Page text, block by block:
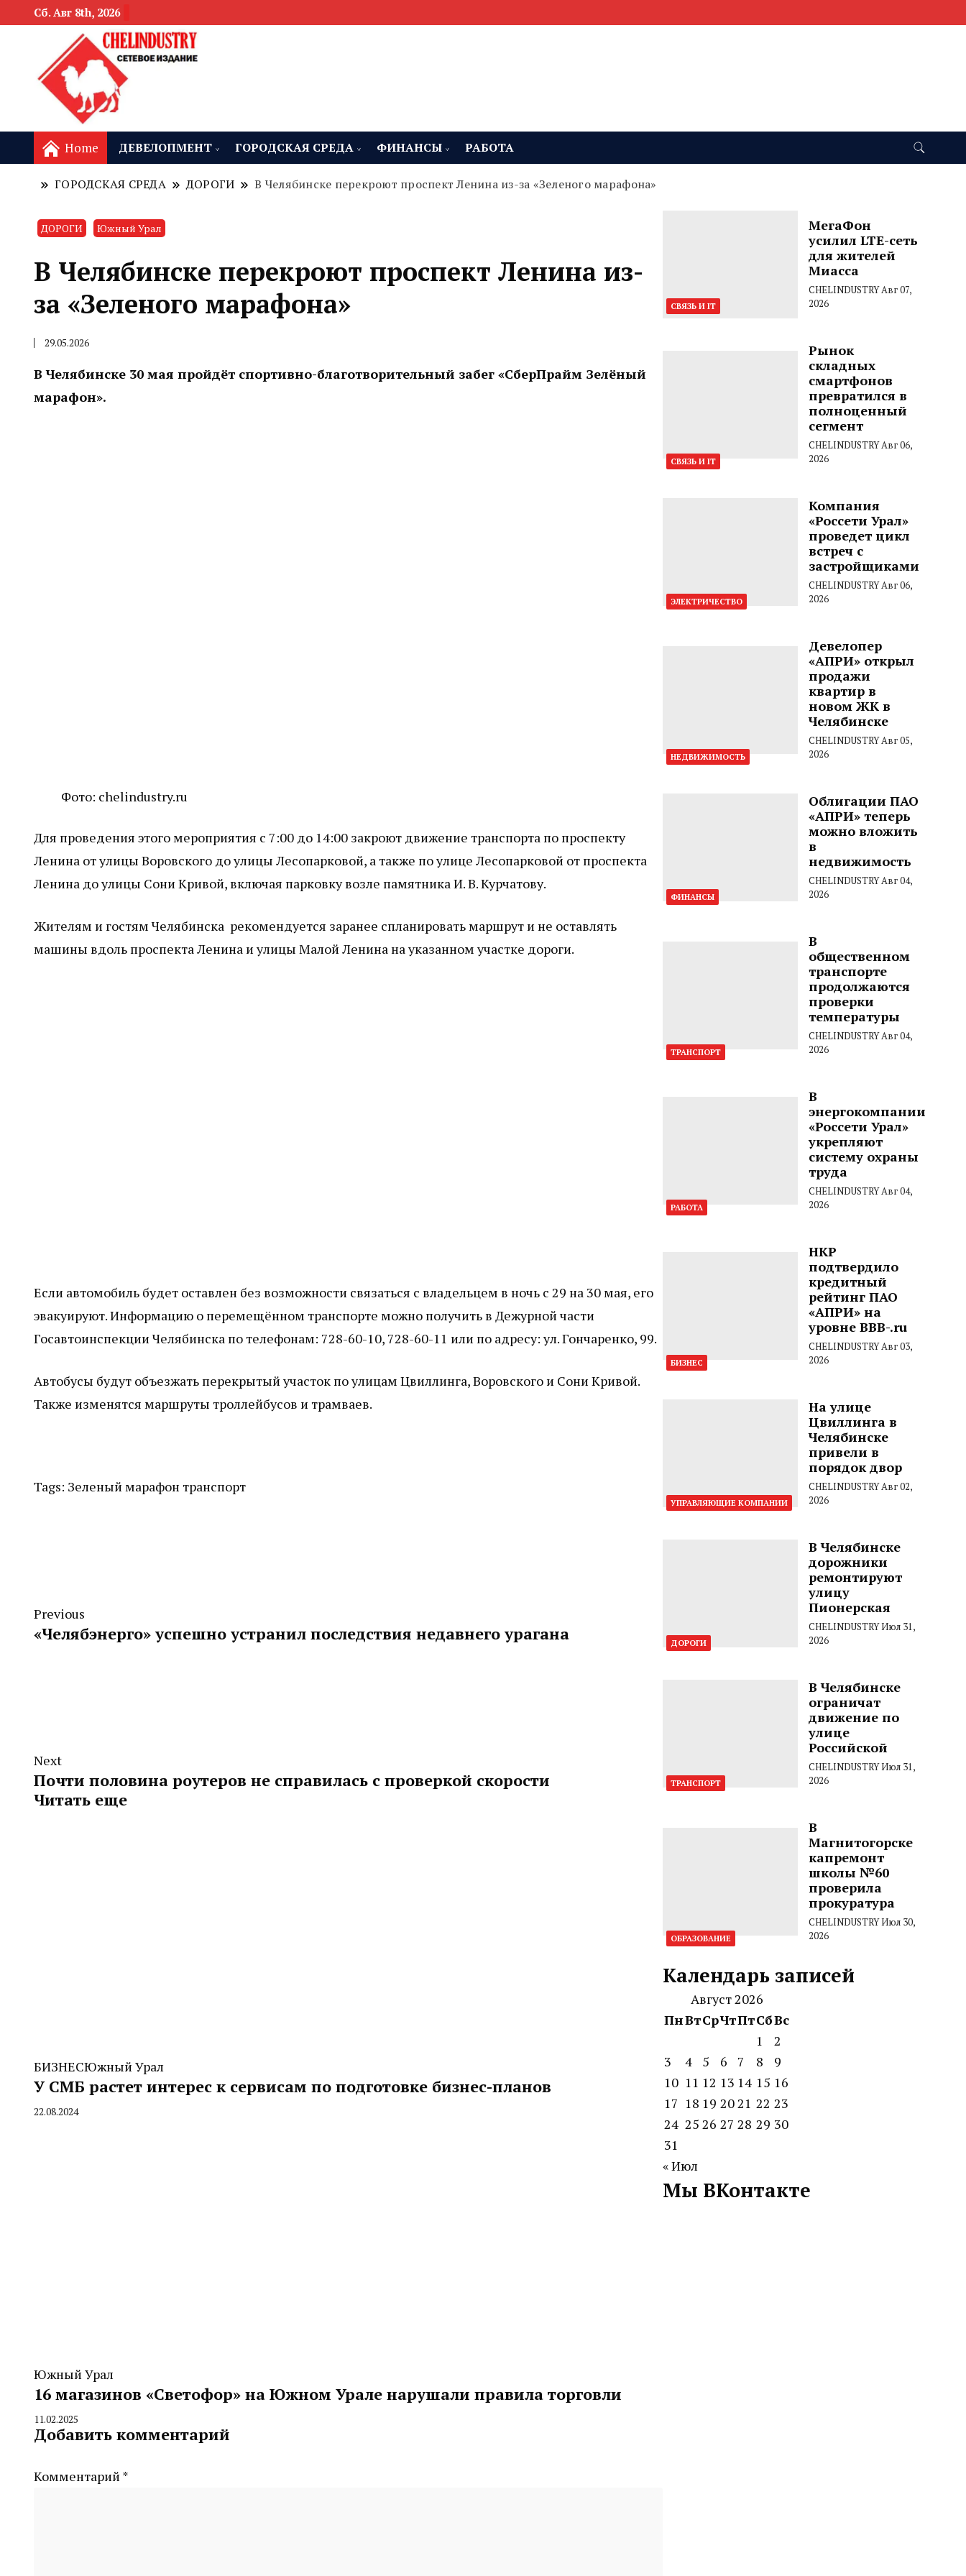
Сб. Авг 8th, 2026
Home ДЕВЕЛОПМЕНТ ГОРОДСКАЯ СРЕДА ФИНАНСЫ РАБОТА
ГОРОДСКАЯ СРЕДА ДОРОГИ В Челябинске перекроют проспект Ленина из-за «Зеленого марафона»
ДОРОГИ Южный Урал
В Челябинске перекроют проспект Ленина из-
за «Зеленого марафона»
29.05.2026
В Челябинске 30 мая пройдёт спортивно-благотворительный забег «СберПрайм Зелёный
марафон».
Фото: chelindustry.ru
Для проведения этого мероприятия с 7:00 до 14:00 закроют движение транспорта по проспекту
Ленина от улицы Воровского до улицы Лесопарковой, а также по улице Лесопарковой от проспекта
Ленина до улицы Сони Кривой, включая парковку возле памятника И. В. Курчатову.
Жителям и гостям Челябинска рекомендуется заранее спланировать маршрут и не оставлять
машины вдоль проспекта Ленина и улицы Малой Ленина на указанном участке дороги.
Если автомобиль будет оставлен без возможности связаться с владельцем в ночь с 29 на 30 мая, его
эвакуируют. Информацию о перемещённом транспорте можно получить в Дежурной части
Госавтоинспекции Челябинска по телефонам: 728-60-10, 728-60-11 или по адресу: ул. Гончаренко, 99.
Автобусы будут объезжать перекрытый участок по улицам Цвиллинга, Воровского и Сони Кривой.
Также изменятся маршруты троллейбусов и трамваев.
Tags: Зеленый марафон транспорт
Previous
«Челябэнерго» успешно устранил последствия недавнего урагана
Next
Почти половина роутеров не справилась с проверкой скорости
Читать еще
БИЗНЕСЮжный Урал
У СМБ растет интерес к сервисам по подготовке бизнес-планов
By
22.08.2024
Южный Урал
16 магазинов «Светофор» на Южном Урале нарушали правила торговли
By
CHELINDUSTRY
11.02.2025
Добавить комментарий
Комментарий *
СВЯЗЬ И IT
МегаФон
усилил LTE-сеть
для жителей
Миасса
CHELINDUSTRYАвг 07,
2026
СВЯЗЬ И IT
Рынок
складных
смартфонов
превратился в
полноценный
сегмент
CHELINDUSTRYАвг 06,
2026
ЭЛЕКТРИЧЕСТВО
Компания
«Россети Урал»
проведет цикл
встреч с
застройщиками
CHELINDUSTRYАвг 06,
2026
НЕДВИЖИМОСТЬ
Девелопер
«АПРИ» открыл
продажи
квартир в
новом ЖК в
Челябинске
CHELINDUSTRYАвг 05,
2026
ФИНАНСЫ
Облигации ПАО
«АПРИ» теперь
можно вложить
в
недвижимость
CHELINDUSTRYАвг 04,
2026
ТРАНСПОРТ
В
общественном
транспорте
продолжаются
проверки
температуры
CHELINDUSTRYАвг 04,
2026
РАБОТА
В
энергокомпании
«Россети Урал»
укрепляют
систему охраны
труда
CHELINDUSTRYАвг 04,
2026
БИЗНЕС
НКР
подтвердило
кредитный
рейтинг ПАО
«АПРИ» на
уровне BBB-.ru
CHELINDUSTRYАвг 03,
2026
УПРАВЛЯЮЩИЕ КОМПАНИИ
На улице
Цвиллинга в
Челябинске
привели в
порядок двор
CHELINDUSTRYАвг 02,
2026
ДОРОГИ
В Челябинске
дорожники
ремонтируют
улицу
Пионерская
CHELINDUSTRYИюл 31,
2026
ТРАНСПОРТ
В Челябинске
ограничат
движение по
улице
Российской
CHELINDUSTRYИюл 31,
2026
ОБРАЗОВАНИЕ
В
Магнитогорске
капремонт
школы №60
проверила
прокуратура
CHELINDUSTRYИюл 30,
2026
Календарь записей
Август 2026
ПнВтСрЧтПтСбВс
1
2
3
4 5 6 7 8
9
10 11 12 13 14 15 16
17 18 19 2021 22 23
24 25 26 27 28 29 30
31
« Июл
Мы ВКонтакте